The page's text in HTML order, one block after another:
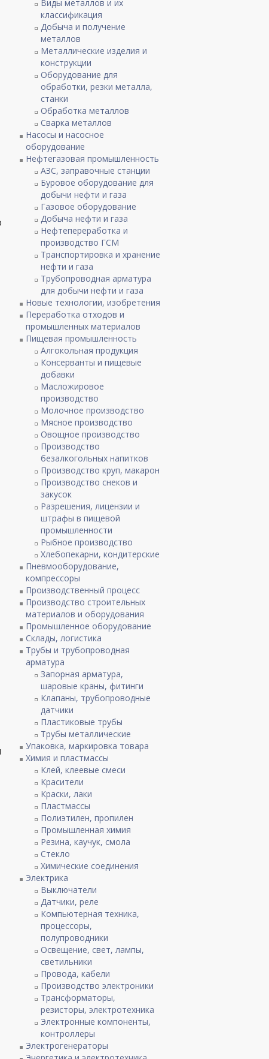
Виды металлов и их
классификация
Добыча и получение
металлов
Металлические изделия и
конструкции
Оборудование для
обработки, резки металла,
станки
Обработка металлов
Сварка металлов
Насосы и насосное
оборудование
Нефтегазовая промышленность
АЗС, заправочные станции
Буровое оборудование для
добычи нефти и газа
Газовое оборудование
Добыча нефти и газа
Нефтепереработка и
производство ГСМ
Транспортировка и хранение
нефти и газа
Трубопроводная арматура
для добычи нефти и газа
Новые технологии, изобретения
Переработка отходов и
промышленных материалов
Пищевая промышленность
Алгокольная продукция
Консерванты и пищевые
добавки
Масложировое
производство
Молочное производство
Мясное производство
Овощное производство
Производство
безалкогольных напитков
Производство круп, макарон
Производство снеков и
закусок
Разрешения, лицензии и
штрафы в пищевой
промышленности
Рыбное производство
Хлебопекарни, кондитерские
Пневмооборудование,
компрессоры
Производственный процесс
Производство строительных
материалов и оборудования
Промышленное оборудование
Склады, логистика
Трубы и трубопроводная
арматура
Запорная арматура,
шаровые краны, фитинги
Клапаны, трубопроводные
датчики
Пластиковые трубы
Трубы металлические
Упаковка, маркировка товара
Химия и пластмассы
Клей, клеевые смеси
Красители
Краски, лаки
Пластмассы
Полиэтилен, пропилен
Промышленная химия
Резина, каучук, смола
Стекло
Химические соединения
Электрика
Выключатели
Датчики, реле
Компьютерная техника,
процессоры,
полупроводники
Освещение, свет, лампы,
светильники
Провода, кабели
Производство электроники
Трансформаторы,
резисторы, электротехника
Электронные компоненты,
контроллеры
Электрогенераторы